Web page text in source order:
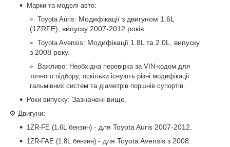
Марки та моделі авто:
Toyota Auris: Модифікації з двигуном 1.6L
(1ZRFE), випуску 2007-2012 років.
Toyota Avensis: Модифікації 1.8L та 2.0L, випуску
з 2008 року.
Важливо: Необхідна перевірка за VIN-кодом для
точного підбору, оскільки існують різні модифікації
гальмівних систем та діаметрів поршнів супортів.
Роки випуску: Зазначені вище.
⚙️ Двигуни:
1ZR-FE (1.6L бензин) - для Toyota Auris 2007-2012.
1ZR-FAE (1.8L бензин) - для Toyota Avensis з 2008.